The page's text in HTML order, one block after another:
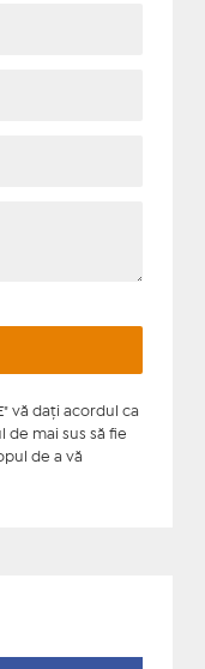
vă daţi acordul ca
mai sus să fie
de a vă